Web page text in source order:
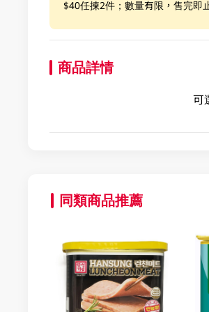
$40任揀2件；數量有限，售完即
商品詳情
可
同類商品推薦